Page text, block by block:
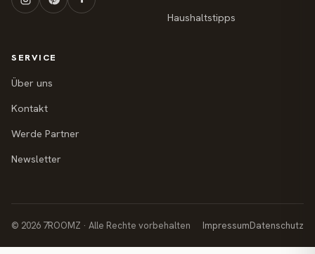
Haushaltstipps
SERVICE
Über uns
Kontakt
Werde Partner
Newsletter
© 2026 7ROOMZ · Alle Rechte vorbehalten ImpressumDatenschutz